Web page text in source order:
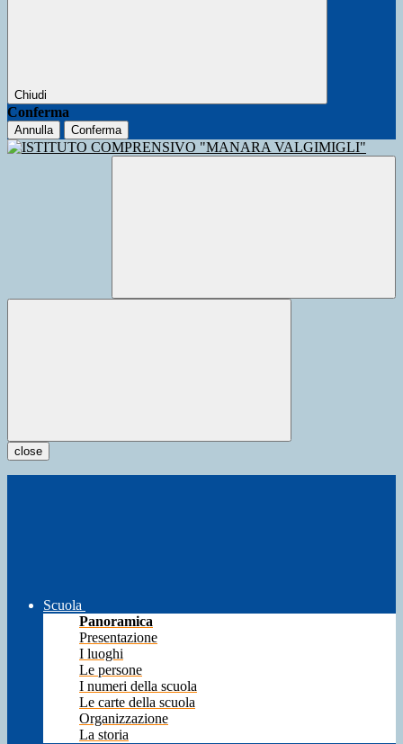
Chiudi
Conferma
Annulla Conferma
close
Scuola
Panoramica
Presentazione
I luoghi
Le persone
I numeri della scuola
Le carte della scuola
Organizzazione
La storia